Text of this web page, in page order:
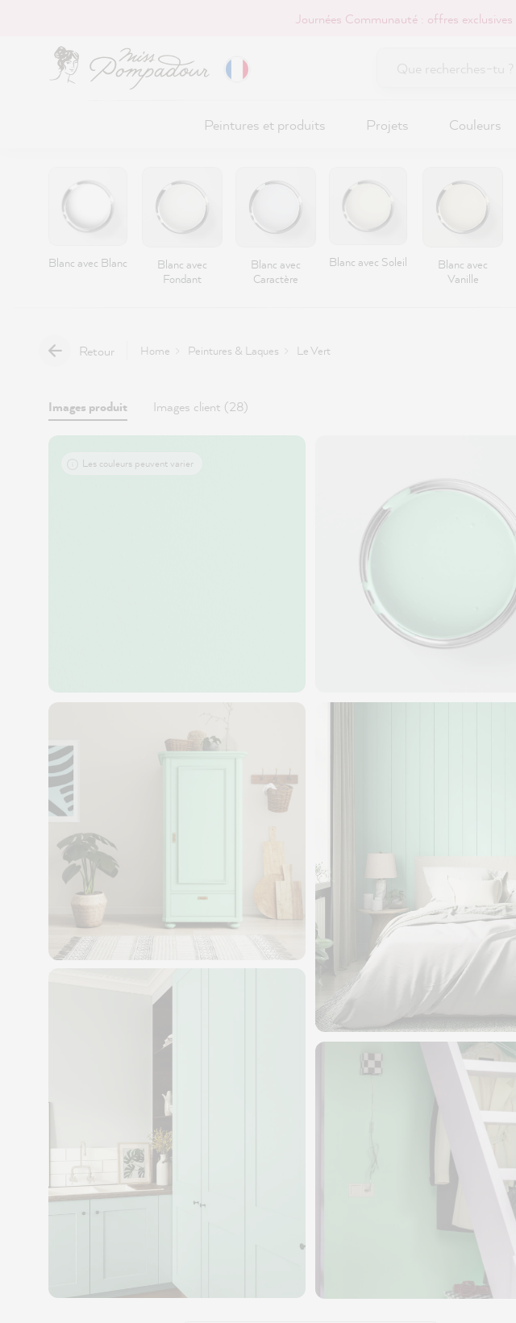
Journées Communauté : offres exclusives
Peintures et produits Projets Couleurs
Blanc avec Blanc
Blanc avec
Fondant
Blanc avec
Caractère
Blanc avec Soleil
Blanc avec
Vanille
Retour Home Peintures & Laques Le Vert
Images produit Images client (28)
Les couleurs peuvent varier